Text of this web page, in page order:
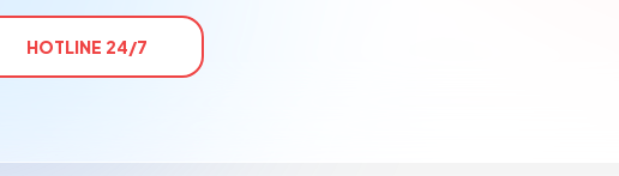
HOTLINE 24/7